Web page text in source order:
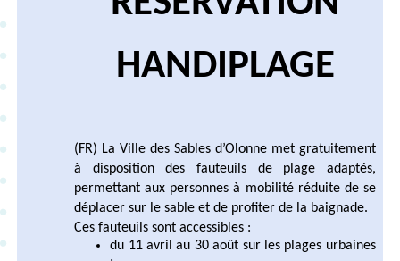
HANDIPLAGE
(FR) La Ville des Sables d’Olonne met gratuitement
à disposition des fauteuils de plage adaptés,
permettant aux personnes à mobilité réduite de se
déplacer sur le sable et de profiter de la baignade.
Ces fauteuils sont accessibles :
du 11 avril au 30 août sur les plages urbaines